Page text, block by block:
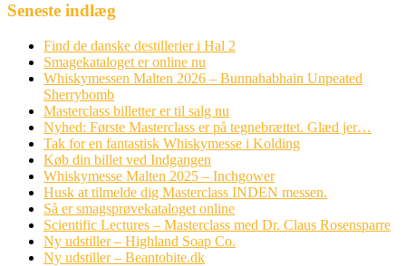
Seneste indlæg
Find de danske destillerier i Hal 2
Smagekataloget er online nu
Whiskymessen Malten 2026 – Bunnahabhain Unpeated
Sherrybomb
Masterclass billetter er til salg nu
Nyhed: Første Masterclass er på tegnebrættet. Glæd jer…
Tak for en fantastisk Whiskymesse i Kolding
Køb din billet ved Indgangen
Whiskymesse Malten 2025 – Inchgower
Husk at tilmelde dig Masterclass INDEN messen.
Så er smagsprøvekataloget online
Scientific Lectures – Masterclass med Dr. Claus Rosensparre
Ny udstiller – Highland Soap Co.
Ny udstiller – Beantobite.dk